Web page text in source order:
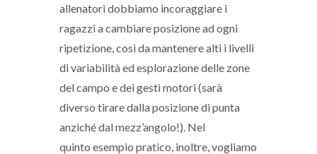
allenatori dobbiamo incoraggiare i
ragazzi a cambiare posizione ad ogni
ripetizione, così da mantenere alti i livelli
di variabilità ed esplorazione delle zone
del campo e dei gesti motori (sarà
diverso tirare dalla posizione di punta
anziché dal mezz’angolo!). Nel
quinto esempio pratico, inoltre, vogliamo